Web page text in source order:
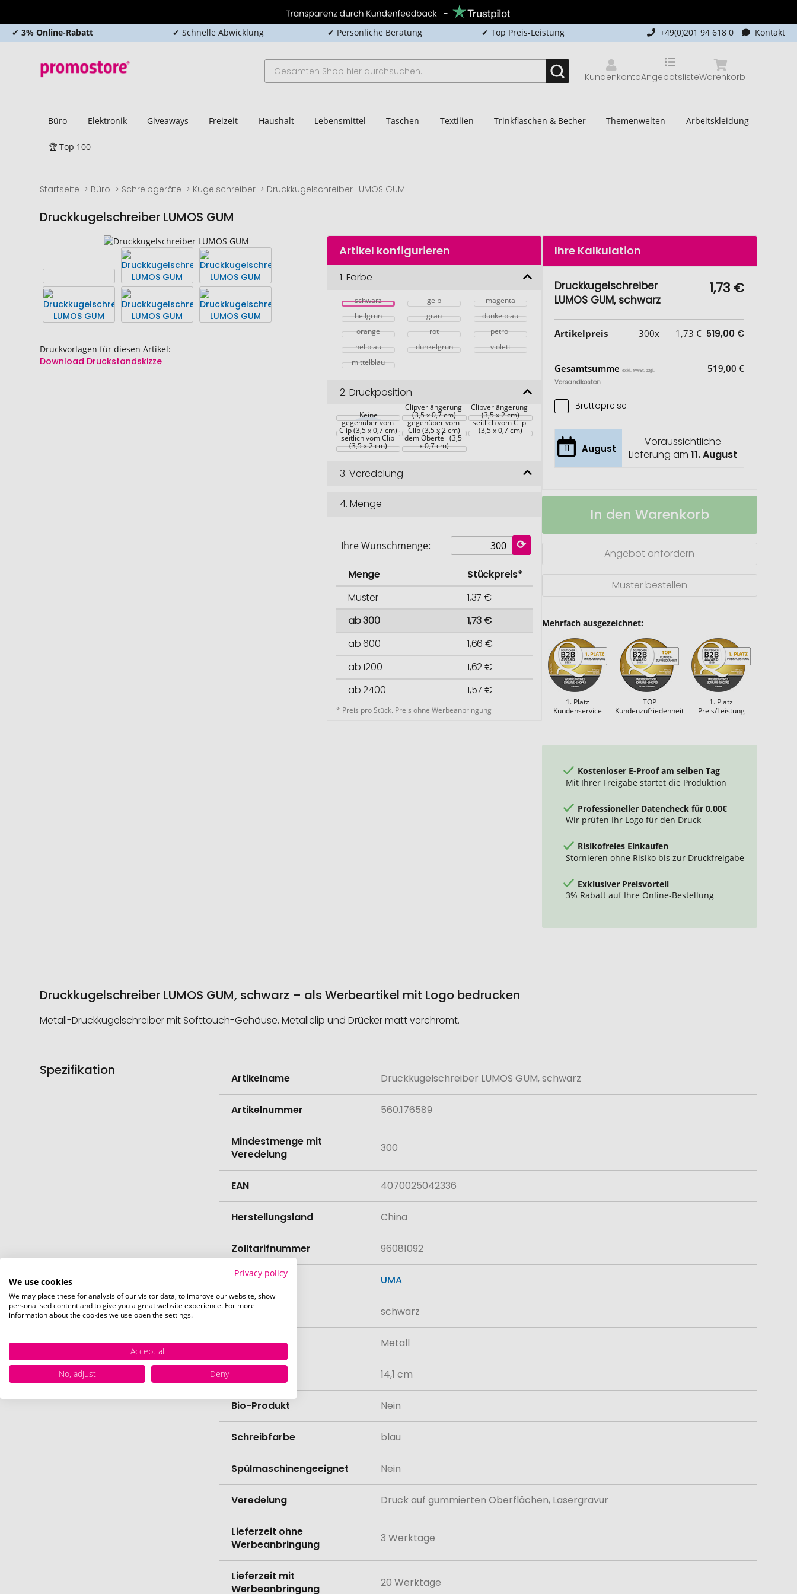
✔ 3% Online-Rabatt ✔ Schnelle Abwicklung ✔ Persönliche Beratung ✔ Top Preis-Leistung +49(0)201 94 618 0 Kontakt
Kundenkonto Warenkorb
Angebotsliste
Büro Elektronik Giveaways Freizeit Haushalt Lebensmittel Taschen Textilien Trinkflaschen & Becher Themenwelten Arbeitskleidung
🏆 Top 100
Startseite Büro Schreibgeräte Kugelschreiber Druckkugelschreiber LUMOS GUM
Druckkugelschreiber LUMOS GUM
springen
Druckvorlagen für diesen Artikel:
Download Druckstandskizze
springen
Artikel konfigurieren
1.Farbe
schwarz gelb
magenta
hellgrün
grau
dunkelblau
orange
rot
petrol
hellblau
dunkelgrün
violett
mittelblau
2.Druckposition
Keine
Clipverlängerung
(3,5 x 0,7 cm)
Clipverlängerung
(3,5 x 2 cm)
gegenüber vom
Clip (3,5 x 0,7 cm)
gegenüber vom
Clip (3,5 x 2 cm)
seitlich vom Clip
(3,5 x 0,7 cm)
seitlich vom Clip
(3,5 x 2 cm)
auf der Kappe/auf
dem Oberteil (3,5
x 0,7 cm)
3.Veredelung
4.Menge
Ihre Wunschmenge:
Menge
Stückpreis*
Muster
1,37 €
ab 300
1,73 €
ab 600
1,66 €
ab 1200
1,62 €
ab 2400
1,57 €
* Preis pro Stück. Preis ohne Werbeanbringung
Ihre Kalkulation
Druckkugelschreiber
LUMOS GUM, schwarz
1,73 €
Artikelpreis 300x 1,73 € 519,00 €
Gesamtsumme exkl. MwSt. zzgl.
Versandkosten
519,00 €
Bruttopreise
11 August
Voraussichtliche
Lieferung am 11. August
Druckkugelschreiber
Auf
In den Warenkorb
Angebot anfordern
Muster bestellen
Mehrfach ausgezeichnet:
1. Platz
Kundenservice
TOP
Kundenzufriedenheit
1. Platz
Preis/Leistung
Kostenloser E-Proof am selben Tag
Mit Ihrer Freigabe startet die Produktion
Professioneller Datencheck für 0,00€
Wir prüfen Ihr Logo für den Druck
Risikofreies Einkaufen
Stornieren ohne Risiko bis zur Druckfreigabe
Exklusiver Preisvorteil
3% Rabatt auf Ihre Online-Bestellung
Druckkugelschreiber LUMOS GUM, schwarz – als Werbeartikel mit Logo bedrucken
Metall-Druckkugelschreiber mit Softtouch-Gehäuse. Metallclip und Drücker matt verchromt.
Spezifikation
Informationen
Artikelname Druckkugelschreiber LUMOS GUM, schwarz
Artikelnummer 560.176589
Mindestmenge mit
Veredelung
300
EAN 4070025042336
Herstellungsland China
Zolltarifnummer 96081092
Marke UMA
Farbe schwarz
Material Metall
14,1 cm
Bio-Produkt Nein
Schreibfarbe blau
Spülmaschinengeeignet Nein
Veredelung Druck auf gummierten Oberflächen, Lasergravur
Lieferzeit ohne
Werbeanbringung
3 Werktage
Lieferzeit mit
Werbeanbringung
20 Werktage
Privacy policy
We use cookies
We may place these for analysis of our visitor data, to improve our website, show
personalised content and to give you a great website experience. For more
information about the cookies we use open the settings.
Accept all
No, adjust
Deny